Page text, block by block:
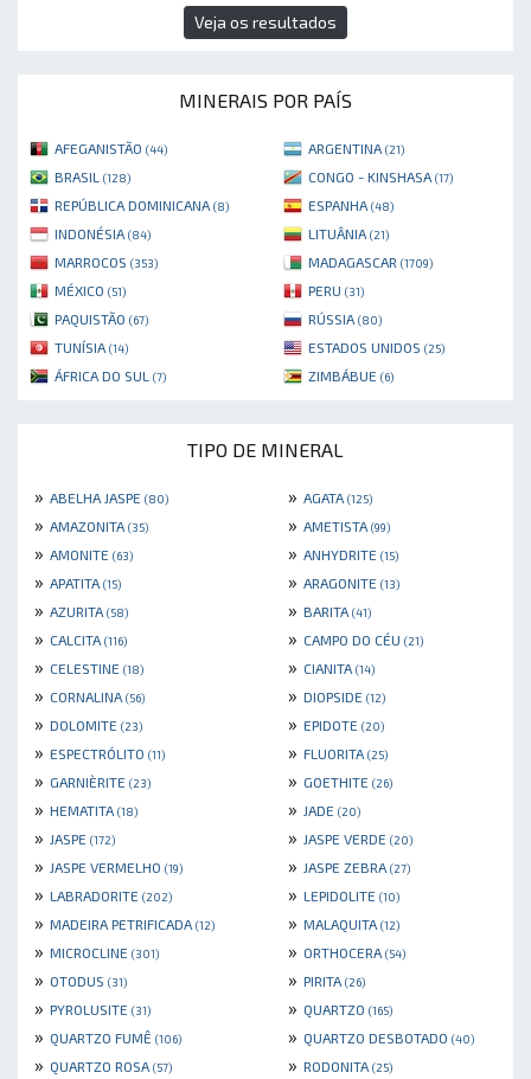
Veja os resultados
MINERAIS POR PAÍS
AFEGANISTÃO (44) ARGENTINA (21)
BRASIL (128) CONGO - KINSHASA (17)
REPÚBLICA DOMINICANA (8) ESPANHA (48)
INDONÉSIA (84) LITUÂNIA (21)
MARROCOS (353) MADAGASCAR (1709)
MÉXICO (51) PERU (31)
PAQUISTÃO (67) RÚSSIA (80)
TUNÍSIA (14) ESTADOS UNIDOS (25)
ÁFRICA DO SUL (7) ZIMBÁBUE (6)
TIPO DE MINERAL
» ABELHA JASPE (80) » AGATA (125)
» AMAZONITA (35) » AMETISTA (99)
» AMONITE (63) » ANHYDRITE (15)
» APATITA (15) » ARAGONITE (13)
» AZURITA (58) » BARITA (41)
» CALCITA (116) » CAMPO DO CÉU (21)
» CELESTINE (18) » CIANITA (14)
» CORNALINA (56) » DIOPSIDE (12)
» DOLOMITE (23) » EPIDOTE (20)
» ESPECTRÓLITO (11) » FLUORITA (25)
» GARNIÈRITE (23) » GOETHITE (26)
» HEMATITA (18) » JADE (20)
» JASPE (172) » JASPE VERDE (20)
» JASPE VERMELHO (19) » JASPE ZEBRA (27)
» LABRADORITE (202) » LEPIDOLITE (10)
» MADEIRA PETRIFICADA (12) » MALAQUITA (12)
» MICROCLINE (301) » ORTHOCERA (54)
» OTODUS (31) » PIRITA (26)
» PYROLUSITE (31) » QUARTZO (165)
» QUARTZO FUMÊ (106) » QUARTZO DESBOTADO (40)
» QUARTZO ROSA (57) » RODONITA (25)